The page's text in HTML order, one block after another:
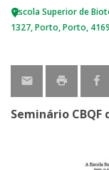
Escola Superior de
1327 Porto Porto
Seminário CBQF